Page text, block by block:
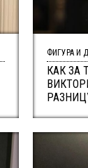
КАК ЗА
ФИГУРА И